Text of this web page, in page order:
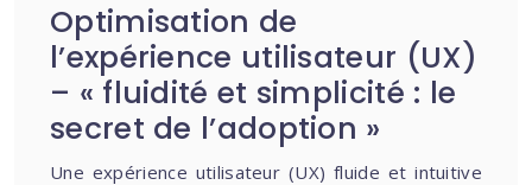
Optimisation de
l’expérience utilisateur (UX)
– « fluidité et simplicité : le
secret de l’adoption »
Une expérience utilisateur (UX) fluide et intuitive